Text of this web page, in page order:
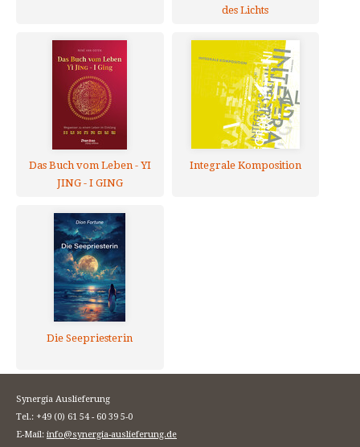
des Lichts
Das Buch vom Leben - YI
JING - I GING
Integrale Komposition
Die Seepriesterin
Synergia Auslieferung
Tel.: +49 (0) 61 54 - 60 39 5-0
E-Mail: info@synergia-auslieferung.de